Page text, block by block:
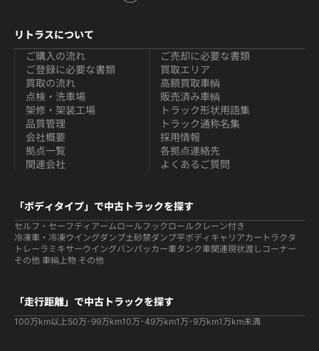
リトラスについて
ご購入の流れ
ご登録に必要な書類
買取の流れ
ご売却に必要な書類
買取エリア
高額買取車輌
点検・洗車場
架修・架装工場
品質管理
販売済み車輌
トラック形状用語集
トラック通称名集
会社概要
拠点一覧
関連会社
採用情報
各拠点連絡先
よくあるご質問
「ボディタイプ」で中古トラックを探す
セルフ・セーフティ アームロールフックロールクレーン付き
冷凍車・冷凍ウイングダンプ土砂禁ダンプ平ボディ キャリアカー トラクタ
トレーラ ミキサーウイングバンパッカー車タンク車関連現状渡しコーナー
その他 車輌上物 その他
「走行距離」で中古トラックを探す
100万km以上50万-99万km10万-49万km1万-9万km1万km未満